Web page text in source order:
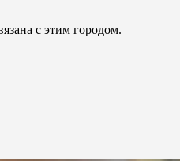
с этим городом.